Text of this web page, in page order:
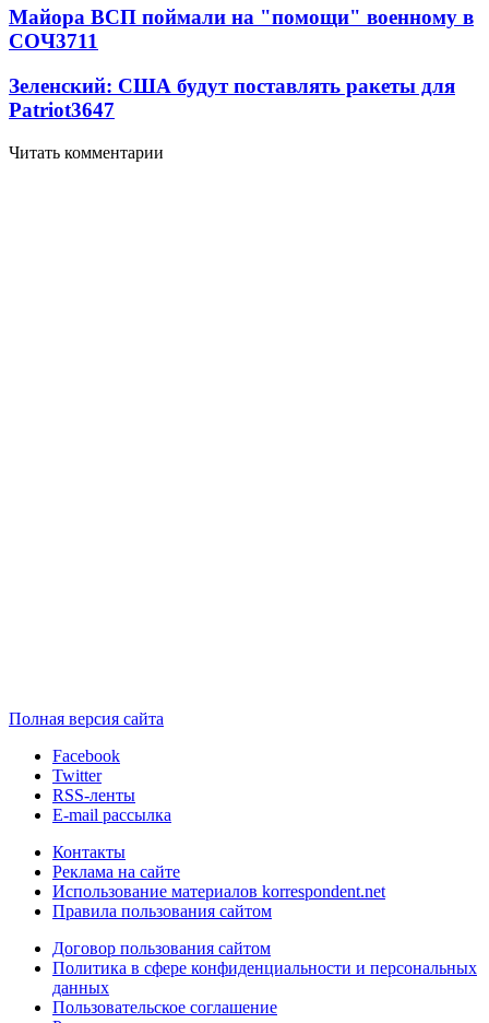
Майора ВСП поймали на "помощи" военному в
СОЧ3711
Зеленский: США будут поставлять ракеты для
Patriot3647
Читать комментарии
Полная версия сайта
Facebook
Twitter
RSS-ленты
E-mail рассылка
Контакты
Реклама на сайте
Использование материалов korrespondent.net
Правила пользования сайтом
Договор пользования сайтом
Политика в сфере конфиденциальности и персональных
данных
Пользовательское соглашение